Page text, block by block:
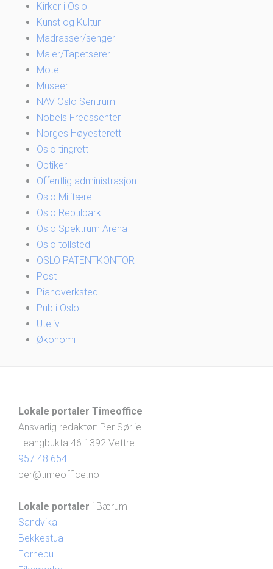
Kirker i Oslo
Kunst og Kultur
Madrasser/senger
Maler/Tapetserer
Mote
Museer
NAV Oslo Sentrum
Nobels Fredssenter
Norges Høyesterett
Oslo tingrett
Optiker
Offentlig administrasjon
Oslo Militære
Oslo Reptilpark
Oslo Spektrum Arena
Oslo tollsted
OSLO PATENTKONTOR
Post
Pianoverksted
Pub i Oslo
Uteliv
Økonomi
Lokale portaler Timeoffice
Ansvarlig redaktør: Per Sørlie
Leangbukta 46 1392 Vettre
957 48 654
per@timeoffice.no
Lokale portaler i Bærum
Sandvika
Bekkestua
Fornebu